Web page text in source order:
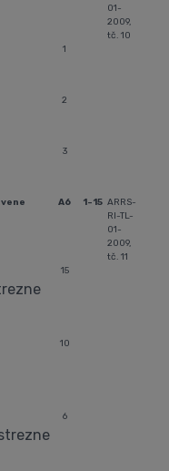
01-
2009,
tč. 10
1
2
3
A6 1-15 ARRS-
RI-TL-
01-
2009,
tč. 11
15
10
6